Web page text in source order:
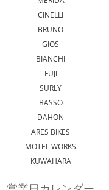
CINELLI
BRUNO
GIOS
BIANCHI
FUJI
SURLY
BASSO
DAHON
ARES BIKES
MOTEL WORKS
KUWAHARA